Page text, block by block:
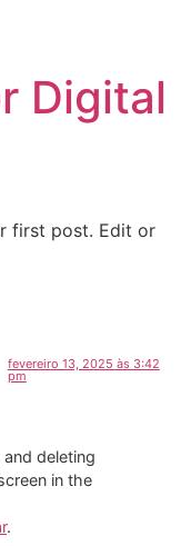
Digital
first post. Edit or
fevereiro 13, 2025 às 3:42
pm
deleting
in the
.